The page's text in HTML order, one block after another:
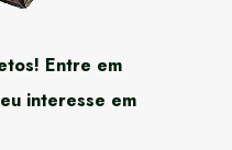
Entre em
interesse em